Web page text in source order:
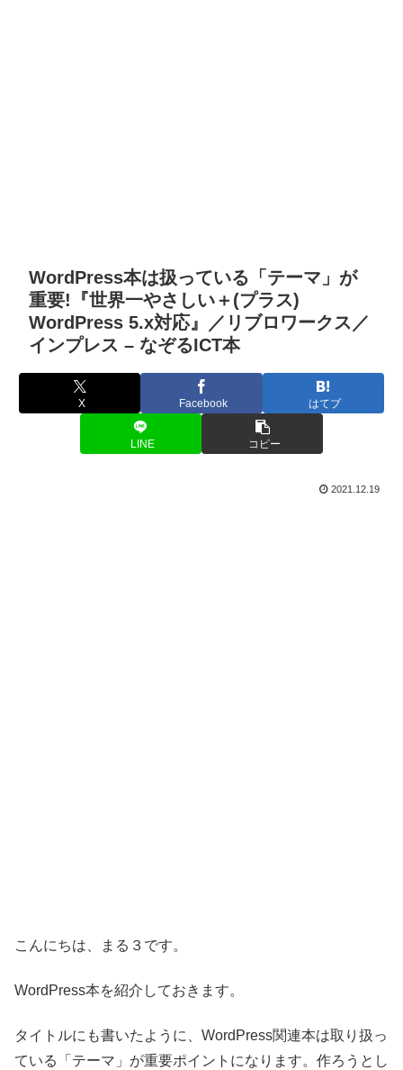
WordPress本は扱っている「テーマ」が
重要!『世界一やさしい＋(プラス)
WordPress 5.x対応』／リブロワークス／
インプレス – なぞるICT本
X Facebook はてブ
LINE コピー
2021.12.19
こんにちは、まる３です。
WordPress本を紹介しておきます。
タイトルにも書いたように、WordPress関連本は取り扱っ
ている「テーマ」が重要ポイントになります。作ろうとし